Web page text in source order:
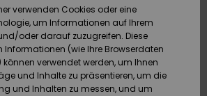
Schuhe&
Flip-Flops
Surf
Schuhe&
Flip-Flops
Surf
Highlights
Snow
Highlights
Community
Snow Shop
Damen
Outlet
Frauen
Retouren
Bezahlung
Geschenkkarte
verwenden Cookies oder eine
um Informationen auf Ihrem
oder darauf zuzugreifen. Diese
Informationen (wie Ihre Browserdaten
können verwendet werden, um Ihnen
und Inhalte zu präsentieren, um die
und Inhalten zu messen, und um